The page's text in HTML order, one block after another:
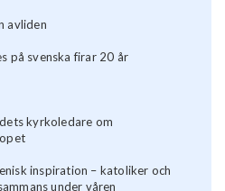
avliden
på svenska firar 20 år
kyrkoledare om
inspiration – katoliker och
under våren